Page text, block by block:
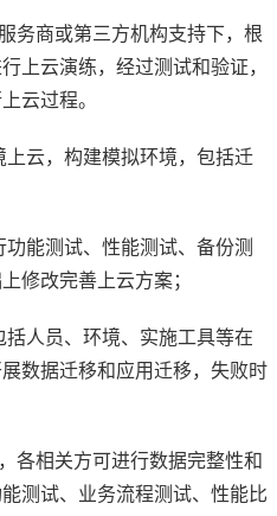
务商或第三方机构支持下，根
上云演练，经过测试和验证，
云过程。
上云，构建模拟环境，包括迁
功能测试、性能测试、备份测
修改完善上云方案；
括人员、环境、实施工具等在
数据迁移和应用迁移，失败时
各相关方可进行数据完整性和
测试、业务流程测试、性能比